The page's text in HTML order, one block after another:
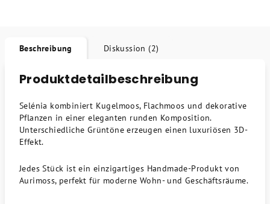
Beschreibung Diskussion (2)
Produktdetailbeschreibung
Selénia kombiniert Kugelmoos, Flachmoos und dekorative
Pflanzen in einer eleganten runden Komposition.
Unterschiedliche Grüntöne erzeugen einen luxuriösen 3D-
Effekt.
Jedes Stück ist ein einzigartiges Handmade-Produkt von
Aurimoss, perfekt für moderne Wohn- und Geschäftsräume.